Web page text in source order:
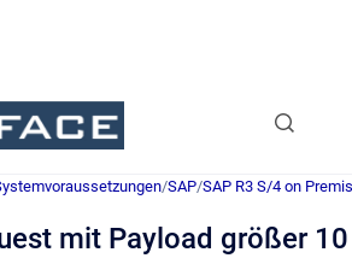
Go to homepage
/SAP/SAP R3 S/4 on
mit Payload größer 10